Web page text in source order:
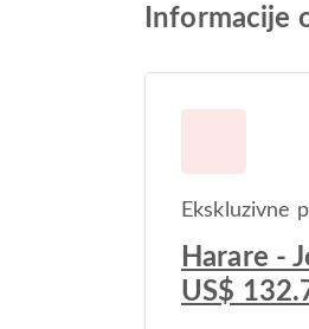
Informacije
Ekskluzivne
Harare -
US$